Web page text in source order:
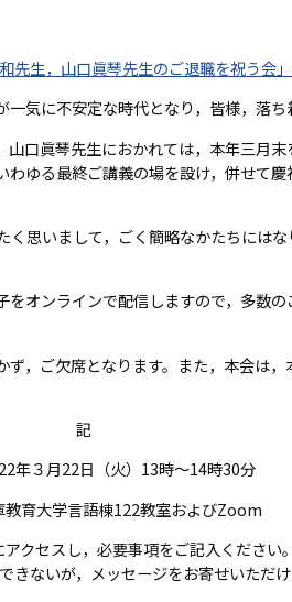
先生，山口眞琴先生のご退職を祝う会
気に不安定な時代となり，皆様，落ち
口眞琴先生におかれては，本年三月
ゆる最終ご講義の場を設け，併せて
思いまして，ごく簡略なかたちには
オンラインで配信しますので，多数
，ご欠席となります。また，本会は
記
年３月22日（火）13時～14時30分
育大学言語棟122教室およびZoom
クセスし，必要事項をご記入くださ
ないが，メッセージをお寄せいただ